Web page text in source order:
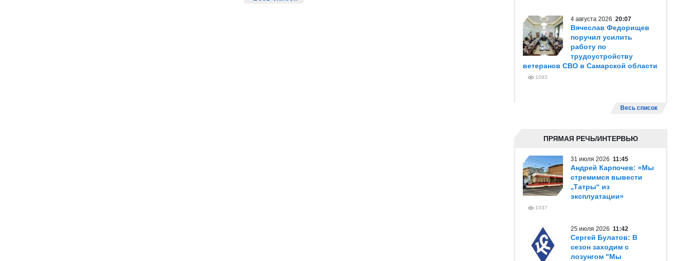
4 августа 2026 20:07
Вячеслав Федорищев
поручил усилить
работу по
трудоустройству
ветеранов СВО в Самарской области
1093
Весь список
ПРЯМАЯ РЕЧЬ/ИНТЕРВЬЮ
31 июля 2026 11:45
Андрей Карпочев: «Мы
стремимся вывести
„Татры“ из
эксплуатации»
1037
25 июля 2026 11:42
Сергей Булатов: В
сезон заходим с
лозунгом "Мы